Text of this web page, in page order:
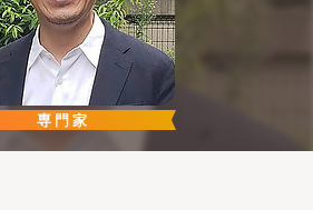
専門家